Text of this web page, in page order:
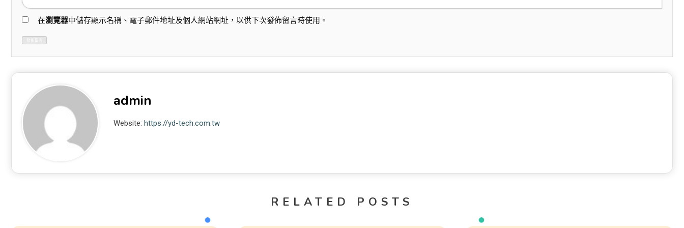
在瀏覽器中儲存顯示名稱、電子郵件地址及個人網站網址，以供下次發佈留言時使用。
admin
Website:https://yd-tech.com.tw
RELATED POSTS